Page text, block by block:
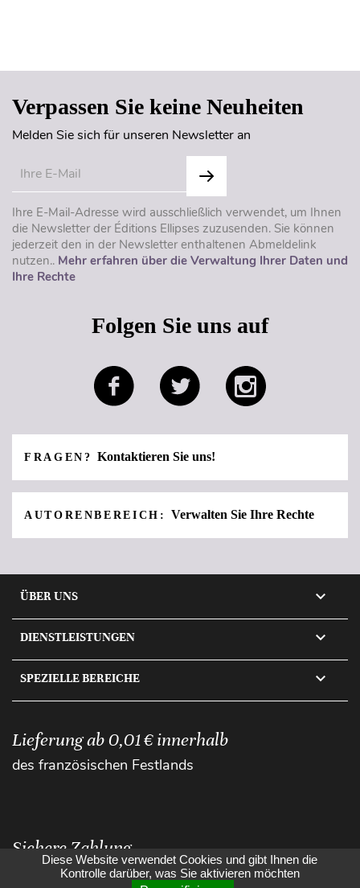
Verpassen Sie keine Neuheiten
Melden Sie sich für unseren Newsletter an
Ihre E-Mail-Adresse wird ausschließlich verwendet, um Ihnen
die Newsletter der Éditions Ellipses zuzusenden. Sie können
jederzeit den in der Newsletter enthaltenen Abmeldelink
nutzen.. Mehr erfahren über die Verwaltung Ihrer Daten und
Ihre Rechte
Folgen Sie uns auf
FRAGEN?Kontaktieren Sie uns!
AUTORENBEREICH:Verwalten Sie Ihre Rechte
ÜBER UNS 
DIENSTLEISTUNGEN 
SPEZIELLE BEREICHE 
Lieferung ab 0,01 € innerhalb
des französischen Festlands
Sichere Zahlung
Diese Website verwendet Cookies und gibt Ihnen die
Kontrolle darüber, was Sie aktivieren möchten